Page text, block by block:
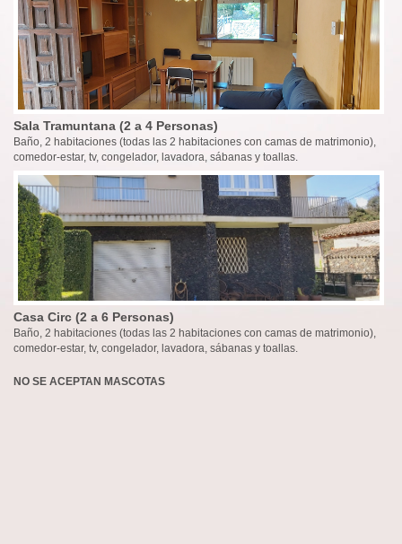
Sala Tramuntana (2 a 4 Personas)
Baño, 2 habitaciones (todas las 2 habitaciones con camas de matrimonio),
comedor-estar, tv, congelador, lavadora, sábanas y toallas.
Casa Circ (2 a 6 Personas)
Baño, 2 habitaciones (todas las 2 habitaciones con camas de matrimonio),
comedor-estar, tv, congelador, lavadora, sábanas y toallas.
NO SE ACEPTAN MASCOTAS